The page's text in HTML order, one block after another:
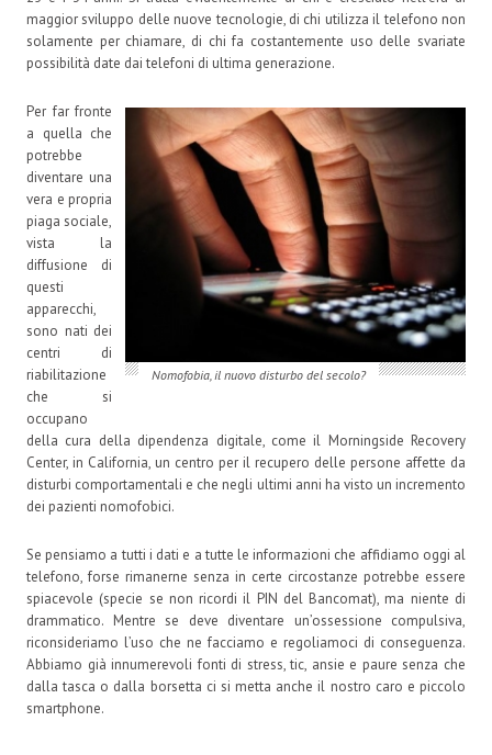
maggior sviluppo delle nuove tecnologie, di chi utilizza il telefono non
solamente per chiamare, di chi fa costantemente uso delle svariate
possibilità date dai telefoni di ultima generazione.
Nomofobia, il nuovo disturbo del secolo?
Per far fronte
a quella che
potrebbe
diventare una
vera e propria
piaga sociale,
vista la
diffusione di
questi
apparecchi,
sono nati dei
centri di
riabilitazione
che si
occupano
della cura della dipendenza digitale, come il Morningside Recovery
Center, in California, un centro per il recupero delle persone affette da
disturbi comportamentali e che negli ultimi anni ha visto un incremento
dei pazienti nomofobici.
Se pensiamo a tutti i dati e a tutte le informazioni che affidiamo oggi al
telefono, forse rimanerne senza in certe circostanze potrebbe essere
spiacevole (specie se non ricordi il PIN del Bancomat), ma niente di
drammatico. Mentre se deve diventare un’ossessione compulsiva,
riconsideriamo l’uso che ne facciamo e regoliamoci di conseguenza.
Abbiamo già innumerevoli fonti di stress, tic, ansie e paure senza che
dalla tasca o dalla borsetta ci si metta anche il nostro caro e piccolo
smartphone.